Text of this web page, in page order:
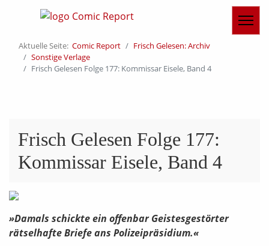
Aktuelle Seite: Comic Report
Frisch Gelesen: Archiv
Sonstige Verlage
Frisch Gelesen Folge 177: Kommissar Eisele, Band 4
Frisch Gelesen Folge 177:
Kommissar Eisele, Band 4
»Damals schickte ein offenbar Geistesgestörter
rätselhafte Briefe ans Polizeipräsidium.«